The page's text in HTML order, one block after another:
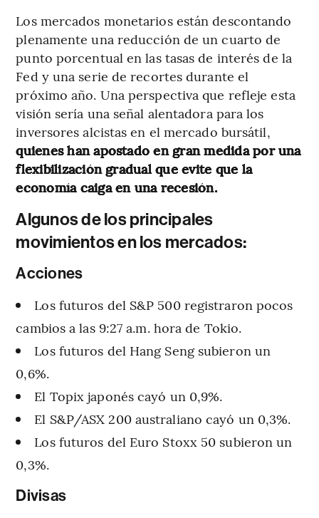
Los mercados monetarios están descontando
plenamente una reducción de un cuarto de
punto porcentual en las tasas de interés de la
Fed y una serie de recortes durante el
próximo año. Una perspectiva que refleje esta
visión sería una señal alentadora para los
inversores alcistas en el mercado bursátil,
quienes han apostado en gran medida por una
flexibilización gradual que evite que la
economía caiga en una recesión.
Algunos de los principales
movimientos en los mercados:
Acciones
Los futuros del S&P 500 registraron pocos
cambios a las 9:27 a.m. hora de Tokio.
Los futuros del Hang Seng subieron un
0,6%.
El Topix japonés cayó un 0,9%.
El S&P/ASX 200 australiano cayó un 0,3%.
Los futuros del Euro Stoxx 50 subieron un
0,3%.
Divisas